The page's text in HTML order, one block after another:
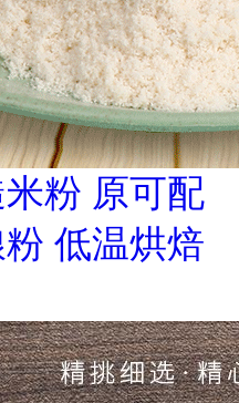
粉 原可配
低温烘焙